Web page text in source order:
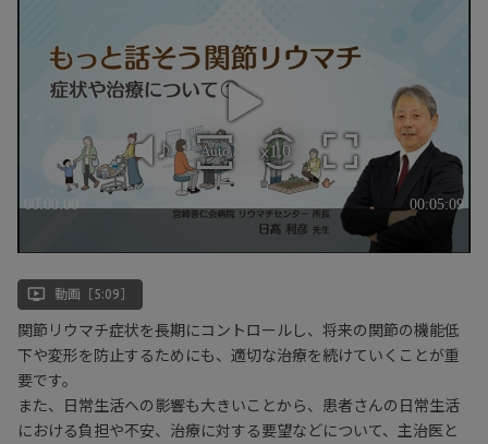
ondemand_video 動画［5:09］
関節リウマチ症状を長期にコントロールし、将来の関節の機能低
下や変形を防止するためにも、適切な治療を続けていくことが重
要です。
また、日常生活への影響も大きいことから、患者さんの日常生活
における負担や不安、治療に対する要望などについて、主治医と